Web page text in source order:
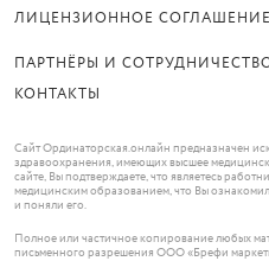
ЛИЦЕНЗИОННОЕ СОГЛАШЕНИЕ
ПАРТНЁРЫ И
КОНТАКТЫ
Сайт Ординаторская.онлайн предназначен
здравоохранения, имеющих высшее
сайте, Вы подтверждаете, что являетесь
медицинским образованием, что Вы
и поняли его.
Полное или частичное копирование любых
письменного разрешения ООО «Брефи